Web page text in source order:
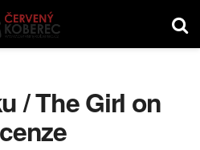
/ The Girl on